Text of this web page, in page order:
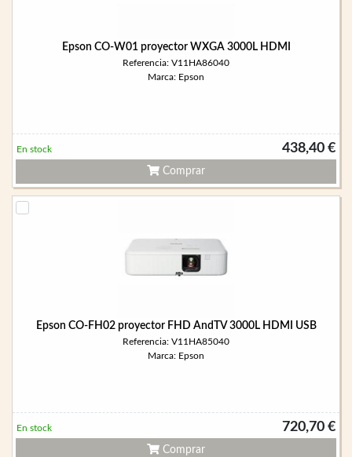
Epson CO-W01 proyector WXGA 3000L HDMI
Referencia: V11HA86040
Marca: Epson
438,40 €
En stock
Comprar
Epson CO-FH02 proyector FHD AndTV 3000L HDMI USB
Referencia: V11HA85040
Marca: Epson
720,70 €
En stock
Comprar